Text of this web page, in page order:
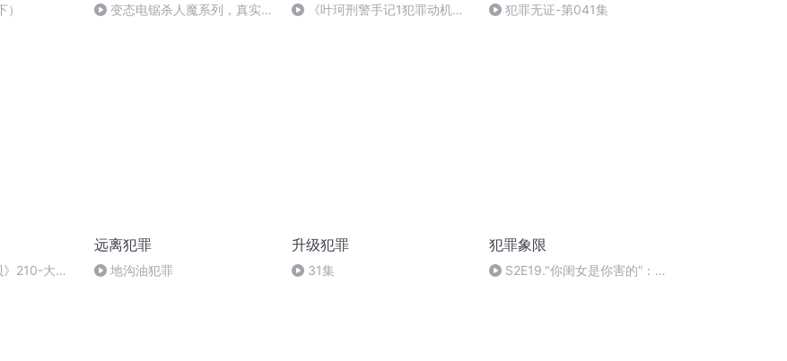
变态电锯杀人魔系列，真实事
《叶珂刑警手记1犯罪动机》
犯罪无证-第041集
210-大结
远离犯罪
地沟油犯罪
升级犯罪
31集
犯罪象限
S2E19."你闺女是你害的”：北